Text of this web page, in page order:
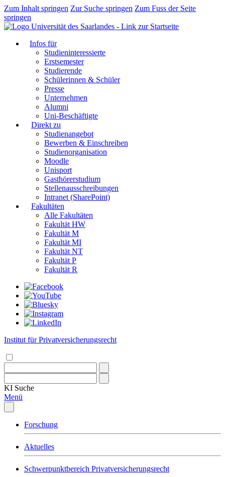
Zum Inhalt springen Zur Suche springen Zum Fuss der Seite
springen
Infos für
Studieninteressierte
Erstsemester
Studierende
Schülerinnen & Schüler
Presse
Unternehmen
Alumni
Uni-Beschäftigte
Direkt zu
Studienangebot
Bewerben & Einschreiben
Studienorganisation
Moodle
Unisport
Gasthörerstudium
Stellenausschreibungen
Intranet (SharePoint)
Fakultäten
Alle Fakultäten
Fakultät HW
Fakultät M
Fakultät MI
Fakultät NT
Fakultät P
Fakultät R
Institut für Privatversicherungsrecht
KI Suche
Menü
Forschung
Aktuelles
Schwerpunktbereich Privatversicherungsrecht